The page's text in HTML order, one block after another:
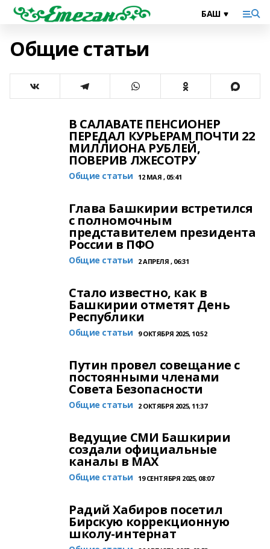
Общие статьи
В САЛАВАТЕ ПЕНСИОНЕР
ПЕРЕДАЛ КУРЬЕРАМ ПОЧТИ 22
МИЛЛИОНА РУБЛЕЙ,
ПОВЕРИВ ЛЖЕСОТРУ
Общие статьи 12 МАЯ , 05:41
Глава Башкирии встретился
с полномочным
представителем президента
России в ПФО
Общие статьи 2 АПРЕЛЯ , 06:31
Стало известно, как в
Башкирии отметят День
Республики
Общие статьи 9 ОКТЯБРЯ 2025, 10:52
Путин провел совещание с
постоянными членами
Совета Безопасности
Общие статьи 2 ОКТЯБРЯ 2025, 11:37
Ведущие СМИ Башкирии
создали официальные
каналы в МАХ
Общие статьи 19 СЕНТЯБРЯ 2025, 08:07
Радий Хабиров посетил
Бирскую коррекционную
школу-интернат